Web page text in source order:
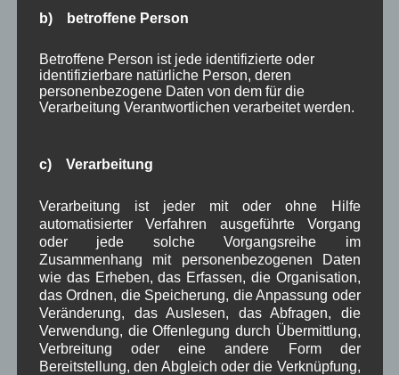
in Wallgau. Im online verfügbaren
sind alle Baudenkmäler für die Öffentlichkeit
abrufbar.
Mit Bildern vor und nach der Renovierung
Bilder ,Kirche,Woiga.de
Kuriosum in Wallgauer Kirche
ImOnline-Artikel
vom 06.10.2015 auf
Merkur.de geht es
um den Vorfall der sich am 3. Oktober dem Tag
b) betroffene Person
Betroffene Person ist jede identifizierte oder
identifizierbare natürliche Person, deren
personenbezogene Daten von dem für die
Verarbeitung Verantwortlichen verarbeitet werden.
c) Verarbeitung
Verarbeitung ist jeder mit oder ohne Hilfe
automatisierter Verfahren ausgeführte Vorgang
oder jede solche Vorgangsreihe im
Zusammenhang mit personenbezogenen Daten
wie das Erheben, das Erfassen, die Organisation,
das Ordnen, die Speicherung, die Anpassung oder
Veränderung, das Auslesen, das Abfragen, die
Verwendung, die Offenlegung durch Übermittlung,
Verbreitung oder eine andere Form der
Bereitstellung, den Abgleich oder die Verknüpfung,